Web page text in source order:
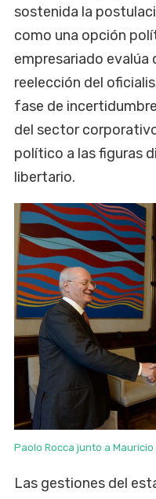
sostenida la
como una opción
empresariado evalúa
reelección del
fase de
del sector
político a las figuras
libertario.
Paolo Rocca junto a Mauricio
Las gestiones del